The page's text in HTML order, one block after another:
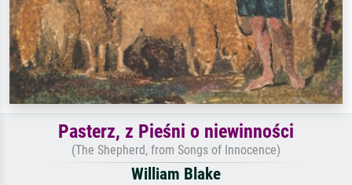
Pasterz, z Pieśni o niewinności
(The Shepherd, from Songs of Innocence)
William Blake